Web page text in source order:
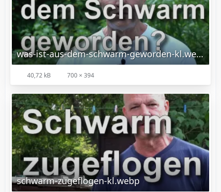
was-ist-aus-dem-schwarm-geworden-kl.webp
40,72 kB 700 × 394
schwarm-zugeflogen-kl.webp